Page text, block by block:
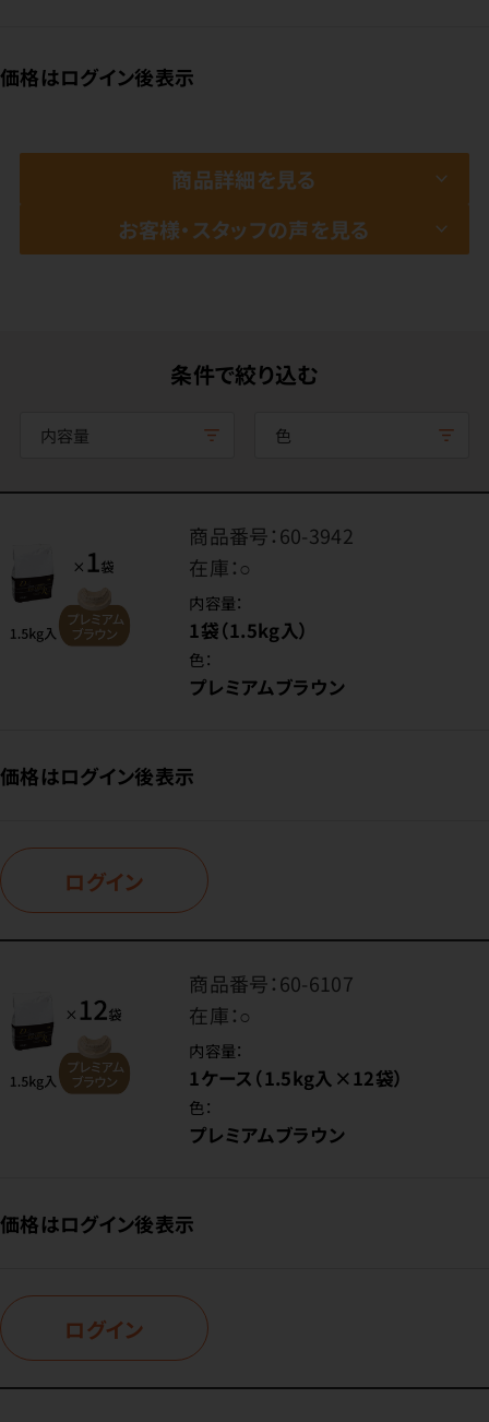
価格はログイン後表示
商品詳細を見る
お客様・スタッフの声を見る
条件で絞り込む
内容量 色
商品番号：60-3942
在庫：○
内容量：
1袋（1.5kg入）
色：
プレミアムブラウン
価格はログイン後表示
ログイン
商品番号：60-6107
在庫：○
内容量：
1ケース（1.5kg入×12袋）
色：
プレミアムブラウン
価格はログイン後表示
ログイン